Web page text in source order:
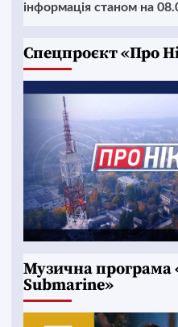
інформація станом на
Cпецпроєкт «Про
Музична програма
Submarine»